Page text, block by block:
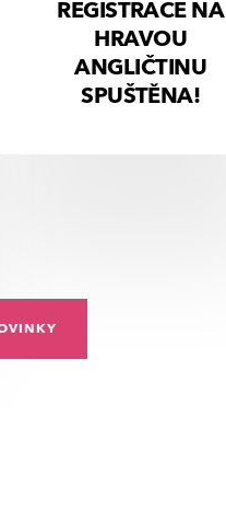
REGISTRACE NA
HRAVOU
ANGLIČTINU
SPUŠTĚNA!